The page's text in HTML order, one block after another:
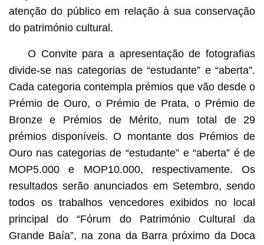
atenção do público em relação à sua conservação
do património cultural.
O Convite para a apresentação de fotografias
divide-se nas categorias de “estudante” e “aberta”.
Cada categoria contempla prémios que vão desde o
Prémio de Ouro, o Prémio de Prata, o Prémio de
Bronze e Prémios de Mérito, num total de 29
prémios disponíveis. O montante dos Prémios de
Ouro nas categorias de “estudante” e “aberta” é de
MOP5.000 e MOP10.000, respectivamente. Os
resultados serão anunciados em Setembro, sendo
todos os trabalhos vencedores exibidos no local
principal do “Fórum do Património Cultural da
Grande Baía”, na zona da Barra próximo da Doca